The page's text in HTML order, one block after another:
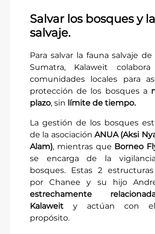
Salvar los bosques y
salvaje.
Para salvar la fauna salvaje
Sumatra, Kalaweit
comunidades locales para
protección de los bosques a
plazo, sin límite de tiempo.
La gestión de los bosques
de la asociación ANUA (Aksi
Alam), mientras que Borneo
se encarga de la
bosques. Estas 2
por Chanee y su hijo
estrechamente
Kalaweit y actúan con el
propósito.